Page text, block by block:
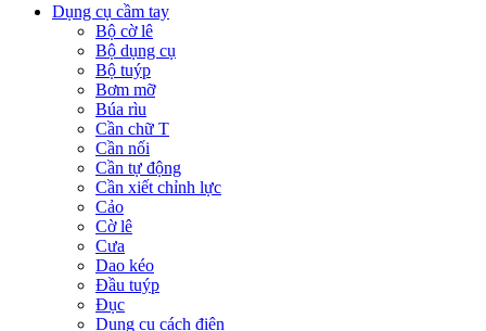
Dụng cụ cầm tay
Bộ cờ lê
Bộ dụng cụ
Bộ tuýp
Bơm mỡ
Búa rìu
Cần chữ T
Cần nối
Cần tự động
Cần xiết chỉnh lực
Cảo
Cờ lê
Cưa
Dao kéo
Đầu tuýp
Đục
Dụng cụ cách điện